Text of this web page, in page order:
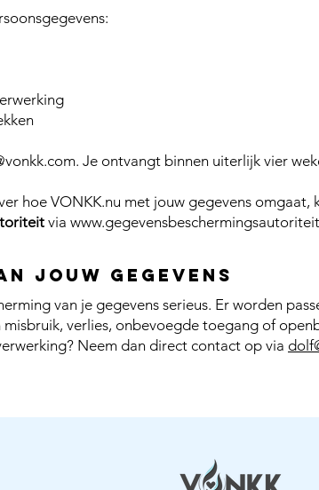
. Je ontvangt binnen uiterlijk vier
hoe VONKK.nu met jouw gegevens
via
jouw gegevens
van je gegevens serieus. Er worden
verlies, onbevoegde toegang of
Neem dan direct contact op via